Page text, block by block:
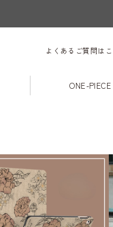
よくあるご質問はこ
ONE-PIECE